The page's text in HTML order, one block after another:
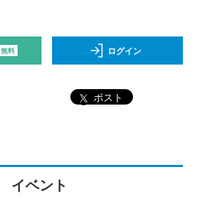
無料 ログイン
ポスト
イベント